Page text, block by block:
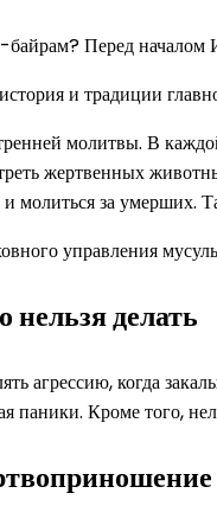
Перед
молитвы. В
жертвенных
и молиться за
управления
делать
агрессию, когда
паники. Кроме того,